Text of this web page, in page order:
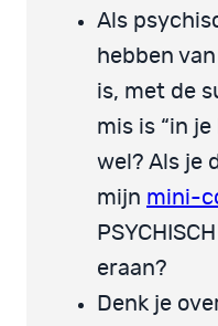
Als
hebben
is, met de
mis is “in
wel? Als je
mijn mini-
eraan?
Denk je